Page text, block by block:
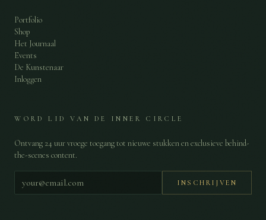
Portfolio
Shop
Het Journaal
Events
De Kunstenaar
Inloggen
WORD LID VAN DE INNER CIRCLE
Ontvang 24 uur vroege toegang tot nieuwe stukken en exclusieve behind-
the-scenes content.
INSCHRIJVEN